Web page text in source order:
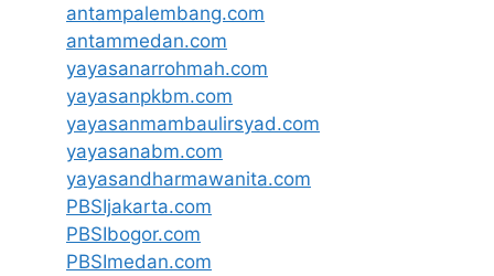
antampalembang.com
antammedan.com
yayasanarrohmah.com
yayasanpkbm.com
yayasanmambaulirsyad.com
yayasanabm.com
yayasandharmawanita.com
PBSIjakarta.com
PBSIbogor.com
PBSImedan.com